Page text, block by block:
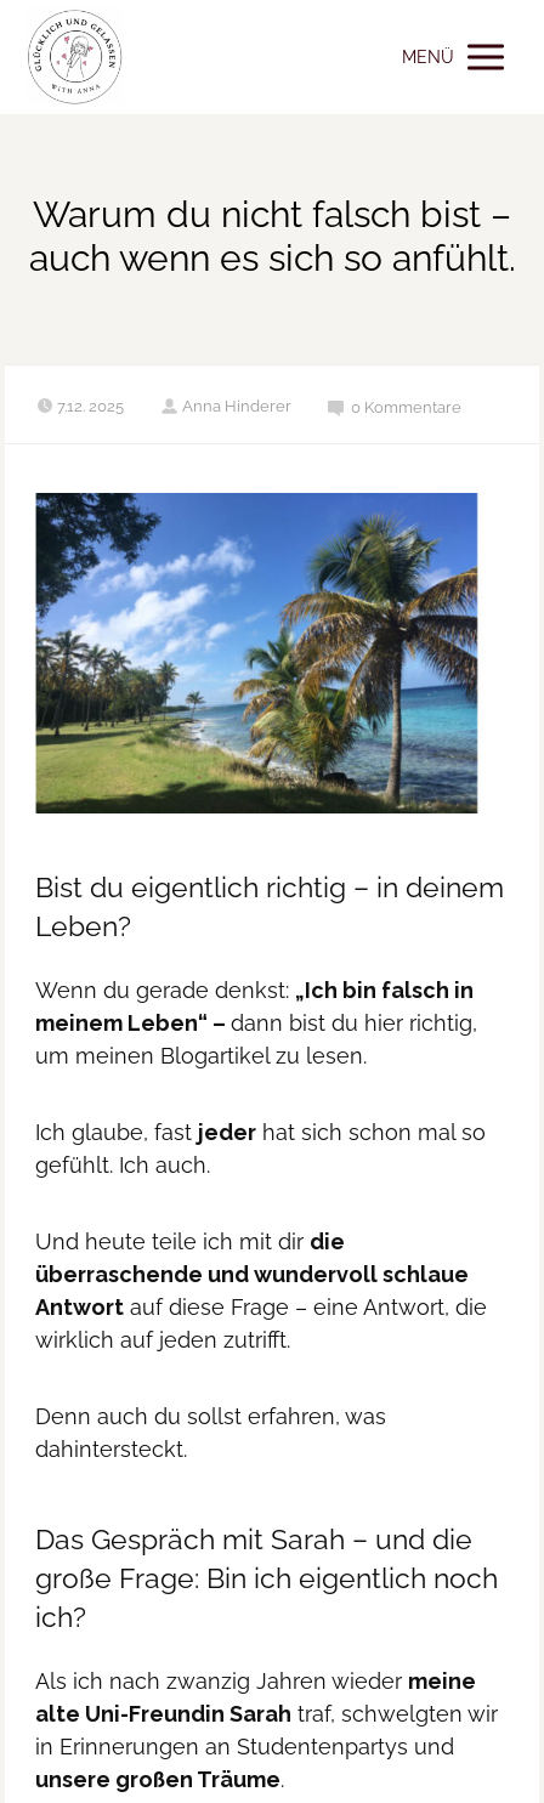
MENÜ
Warum du nicht falsch bist –
auch wenn es sich so anfühlt.
7.12. 2025 Anna Hinderer 0 Kommentare
Bist du eigentlich richtig – in deinem
Leben?
Wenn du gerade denkst: „Ich bin falsch in
meinem Leben“ –dann bist du hier richtig,
um meinen Blogartikel zu lesen.
Ich glaube, fast jeder hat sich schon mal so
gefühlt. Ich auch.
Und heute teile ich mit dir die
überraschende und wundervoll schlaue
Antwort auf diese Frage – eine Antwort, die
wirklich auf jeden zutrifft.
Denn auch du sollst erfahren, was
dahintersteckt.
Das Gespräch mit Sarah – und die
große Frage: Bin ich eigentlich noch
ich?
Als ich nach zwanzig Jahren wieder meine
alte Uni-Freundin Sarah traf, schwelgten wir
in Erinnerungen an Studentenpartys und
unsere großen Träume.